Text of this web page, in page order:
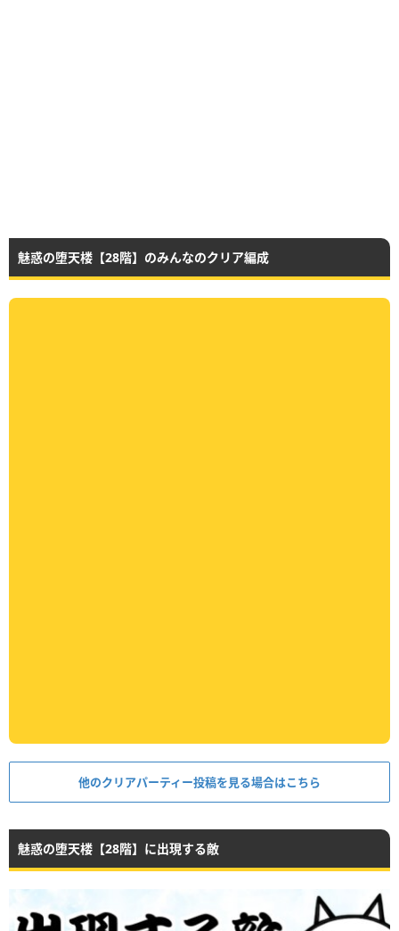
魅惑の堕天楼【28階】のみんなのクリア編成
他のクリアパーティー投稿を見る場合はこちら
魅惑の堕天楼【28階】に出現する敵